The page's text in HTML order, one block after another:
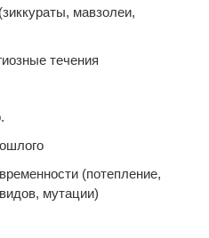
мавзолеи,
течения
(потепление,
мутации)